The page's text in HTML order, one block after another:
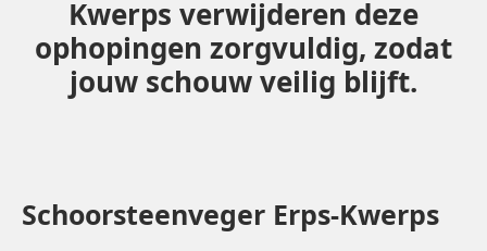
Kwerps verwijderen deze
ophopingen zorgvuldig, zodat
jouw schouw veilig blijft.
Schoorsteenveger Erps-Kwerps